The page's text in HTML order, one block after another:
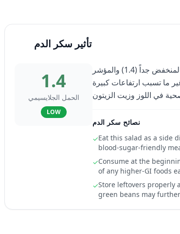
تأثير سكر الدم
1.4
الحمل الجلايسيمي
LOW
تأثير بسيط جداً متوقع على سكر الدم بسبب الحمل الجلايسيمي المنخفض جداً (1.4) والمؤشر
طاقة مستقرة لمدة 3-4 ساعات من غير ما تسبب ارتفاعات كبيرة
نصائح سكر الدم
✓Eat this salad as a side
blood-sugar-friendly
✓Consume at the
of any higher-GI foods
✓Store leftovers properly
green beans may